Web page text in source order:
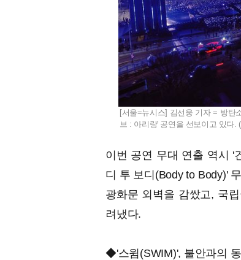
[서울=뉴시스] 김선웅 기자 = 방탄
브 : 아리랑' 공연을 선보이고 있다.
이번 공연 무대 연출 역시 '
디 투 보디(Body to Body)'
광화문 외벽을 감쌌고, 국
려냈다.
◆'스윔(SWIM)', 불안과의